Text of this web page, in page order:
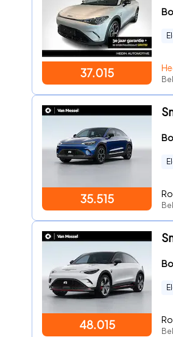
37.015
35.515
48.015